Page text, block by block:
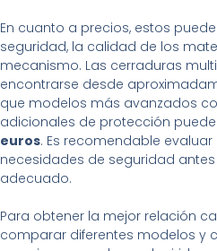
En cuanto a precios, estos
seguridad, la calidad de los
mecanismo. Las cerraduras
encontrarse desde
que modelos más avanzados
adicionales de protección
euros. Es recomendable
necesidades de seguridad
adecuado.
Para obtener la mejor relación
comparar diferentes modelos y